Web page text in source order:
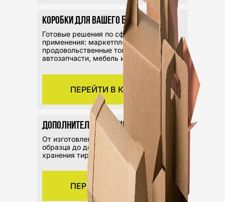
От изготовления тестового
образца до доставки или
хранения тиража
Дополнительные решения
ПЕРЕЙТИ В КАТАЛОГ
Готовые решения по сферам
применения: маркетплейсы,
продовольственные товары,
автозапчасти, мебель и др.
Коробки для вашего бизнеса
ПЕРЕЙТИ В КАТАЛОГ